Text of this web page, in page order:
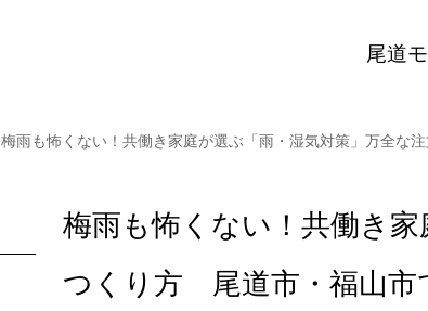
尾道
梅雨も怖くない！共働き家庭が選ぶ「雨・湿気対策」万全な
梅雨も怖くない！共働き
つくり方 尾道市・福山市